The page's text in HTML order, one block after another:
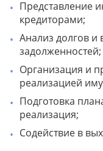
Представление
кредиторами;
Анализ долгов и
задолженностей;
Организация и
реализацией
Подготовка
реализация;
Содействие в